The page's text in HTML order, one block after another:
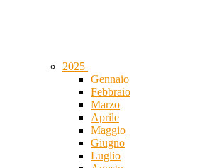
2025
Gennaio
Febbraio
Marzo
Aprile
Maggio
Giugno
Luglio